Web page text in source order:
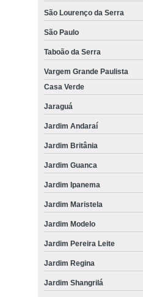
São Lourenço da Serra
São Paulo
Taboão da Serra
Vargem Grande Paulista
Casa Verde
Jaraguá
Jardim Andaraí
Jardim Britânia
Jardim Guanca
Jardim Ipanema
Jardim Maristela
Jardim Modelo
Jardim Pereira Leite
Jardim Regina
Jardim Shangrilá